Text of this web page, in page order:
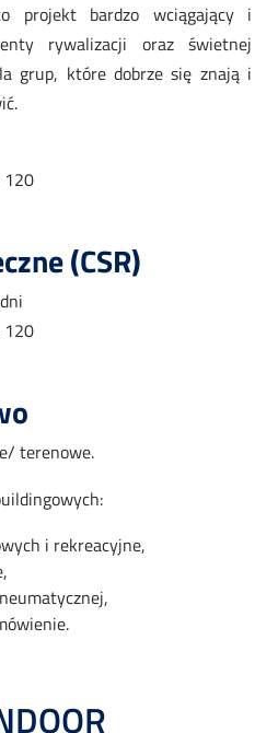
projekt bardzo wciągający i
rywalizacji oraz świetnej
grup, które dobrze się znają i
120
(CSR)
120
terenowe.
i rekreacyjne,